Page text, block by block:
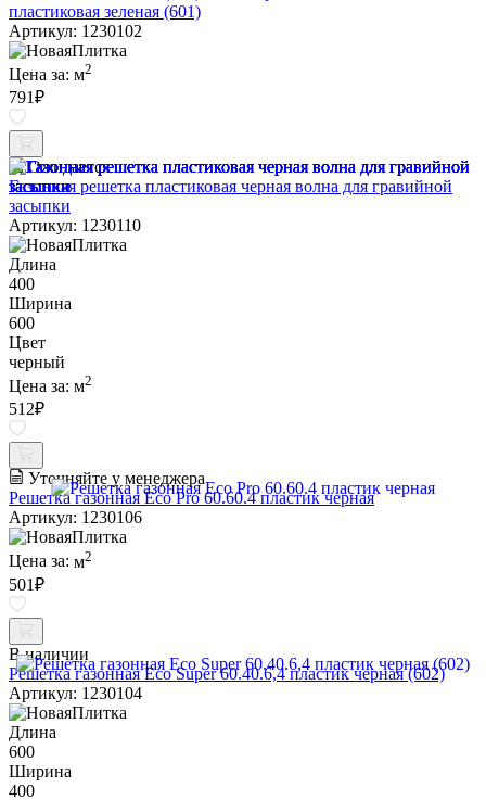
пластиковая зеленая (601)
Артикул: 1230102
Цена за: м2
791₽
Ожидается
Газонная решетка пластиковая черная волна для гравийной
засыпки
Артикул: 1230110
Длина
400
Ширина
600
Цвет
черный
Цена за: м2
512₽
Уточняйте у менеджера
Решетка газонная Eco Pro 60.60.4 пластик черная
Артикул: 1230106
Цена за: м2
501₽
В наличии
Решетка газонная Eco Super 60.40.6,4 пластик черная (602)
Артикул: 1230104
Длина
600
Ширина
400